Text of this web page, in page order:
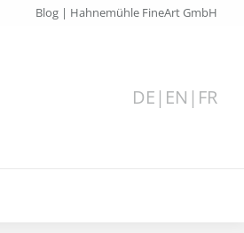
Blog | Hahnemühle FineArt GmbH
DE | EN | FR